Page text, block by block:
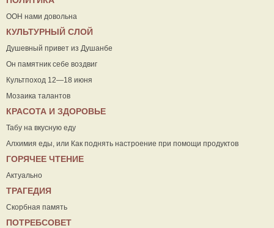
ООН нами довольна
КУЛЬТУРНЫЙ СЛОЙ
Душевный привет из Душанбе
Он памятник себе воздвиг
Культпоход 12—18 июня
Мозаика талантов
КРАСОТА И ЗДОРОВЬЕ
Табу на вкусную еду
Алхимия еды, или Как поднять настроение при помощи продуктов
ГОРЯЧЕЕ ЧТЕНИЕ
Актуально
ТРАГЕДИЯ
Скорбная память
ПОТРЕБСОВЕТ